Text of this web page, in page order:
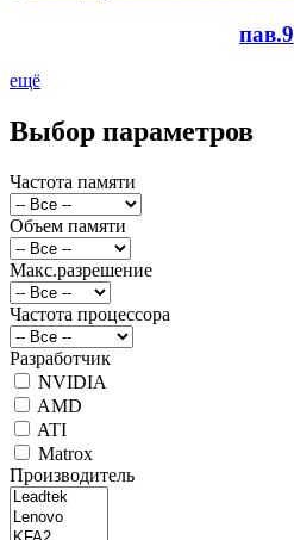
пав.9
ещё
Выбор параметров
Частота памяти
Объем памяти
Макс.разрешение
Частота процессора
Разработчик
NVIDIA
AMD
ATI
Matrox
Производитель